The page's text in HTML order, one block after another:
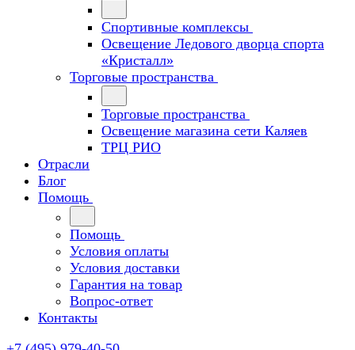
Спортивные комплексы
Освещение Ледового дворца спорта
«Кристалл»
Торговые пространства
Торговые пространства
Освещение магазина сети Каляев
ТРЦ РИО
Отрасли
Блог
Помощь
Помощь
Условия оплаты
Условия доставки
Гарантия на товар
Вопрос-ответ
Контакты